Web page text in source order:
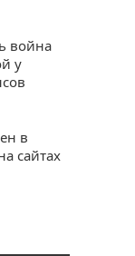
война
у
в
сайтах